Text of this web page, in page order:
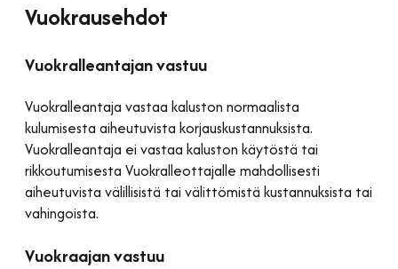
Vuokrausehdot
Vuokralleantajan vastuu
Vuokralleantaja vastaa kaluston normaalista
kulumisesta aiheutuvista korjauskustannuksista.
Vuokralleantaja ei vastaa kaluston käytöstä tai
rikkoutumisesta Vuokralleottajalle mahdollisesti
aiheutuvista välillisistä tai välittömistä kustannuksista tai
vahingoista.
Vuokraajan vastuu